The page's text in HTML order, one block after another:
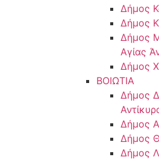
Δήμος
Δήμος
Δήμος
Αγίας
Δήμος
ΒΟΙΩΤΙΑ
Δήμος
Δήμος
Δήμος
Δήμος